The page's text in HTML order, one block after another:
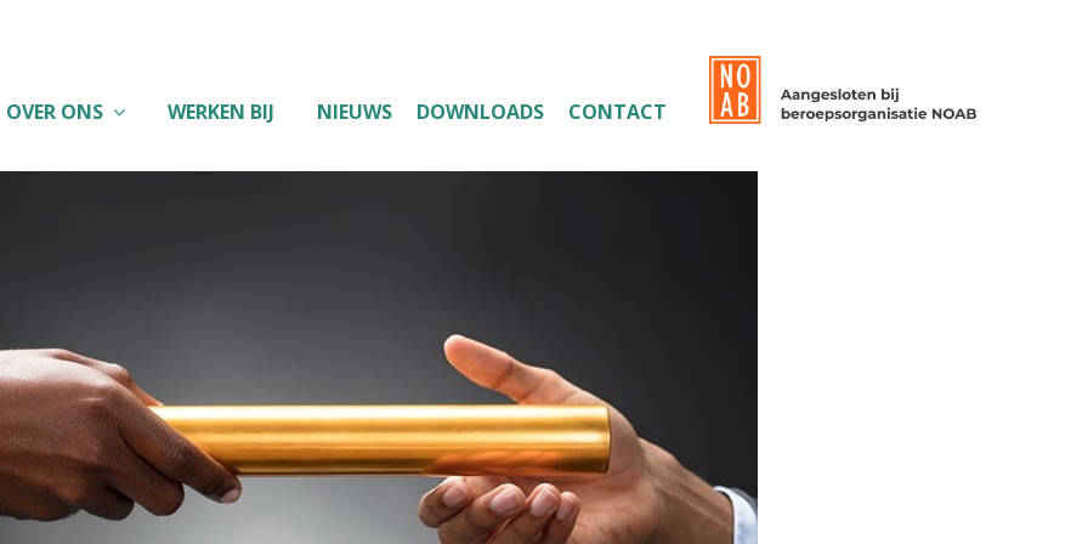
OVER ONS WERKEN BIJ NIEUWS DOWNLOADS CONTACT